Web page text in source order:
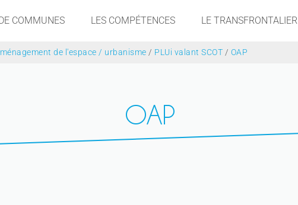
COMMUNES LES COMPÉTENCES LE TRANSFRONTALIER
de l'espace / urbanisme / PLUi valant SCOT / OAP
OAP